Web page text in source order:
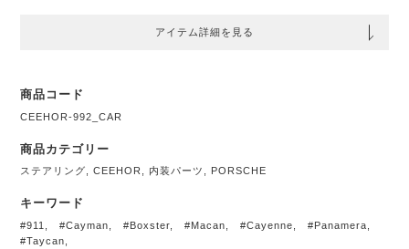
アイテム詳細を見る
商品コード
CEEHOR-992_CAR
商品カテゴリー
ステアリング ,CEEHOR 内装パーツ PORSCHE
キーワード
#911 ,#Cayman ,#Boxster ,#Macan ,#Cayenne ,#Panamera
#Taycan